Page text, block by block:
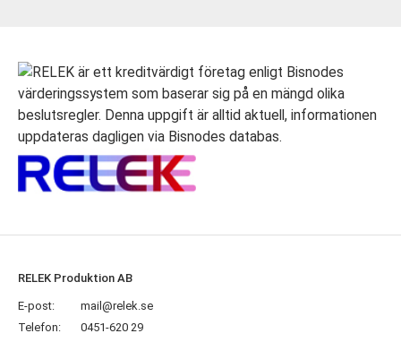
RELEK Produktion AB
E-post:
mail@relek.se
Telefon:
0451-620 29